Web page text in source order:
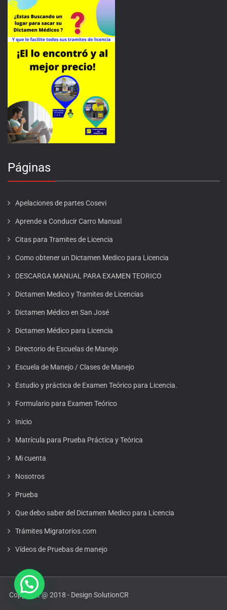
Páginas
Apelaciones de partes Cosevi
Aprende a Conducir Carro Manual
Citas para Tramites de Licencia
Como obtener un Dictamen Medico para Licencia
DESCARGA MANUAL PARA EXAMEN TEORICO
Dictamen Medico y Tramites de Licencias
Dictamen Médico en San José
Dictamen Médico para Licencia
Directorio de Escuelas de Manejo
Escuela de Manejo / Clases de Manejo
Estudio y práctica de Examen Teórico para Licencia.
Formulario para Examen Teórico
Inicio
Matrícula para Prueba Práctica y Teórica
Mi cuenta
Nosotros
Prueba
Que debo saber del Dictamen Medico para Licencia
Trámites Migratorios.com
Vídeos de Pruebas de manejo
Copyright @ 2018 - Design SolutionCR